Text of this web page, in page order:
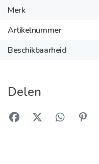
Merk
Artikelnummer
Beschikbaarheid
Delen